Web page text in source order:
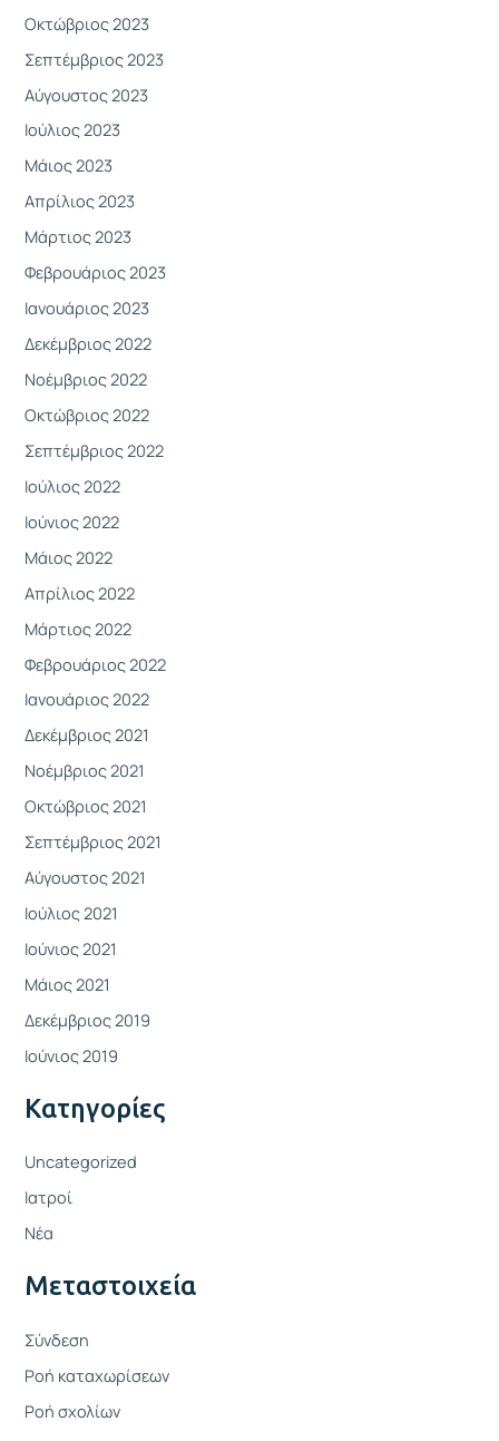
Οκτώβριος 2023
Σεπτέμβριος 2023
Αύγουστος 2023
Ιούλιος 2023
Μάιος 2023
Απρίλιος 2023
Μάρτιος 2023
Φεβρουάριος 2023
Ιανουάριος 2023
Δεκέμβριος 2022
Νοέμβριος 2022
Οκτώβριος 2022
Σεπτέμβριος 2022
Ιούλιος 2022
Ιούνιος 2022
Μάιος 2022
Απρίλιος 2022
Μάρτιος 2022
Φεβρουάριος 2022
Ιανουάριος 2022
Δεκέμβριος 2021
Νοέμβριος 2021
Οκτώβριος 2021
Σεπτέμβριος 2021
Αύγουστος 2021
Ιούλιος 2021
Ιούνιος 2021
Μάιος 2021
Δεκέμβριος 2019
Ιούνιος 2019
Kατηγορίες
Uncategorized
Ιατροί
Νέα
Μεταστοιχεία
Σύνδεση
Ροή καταχωρίσεων
Ροή σχολίων